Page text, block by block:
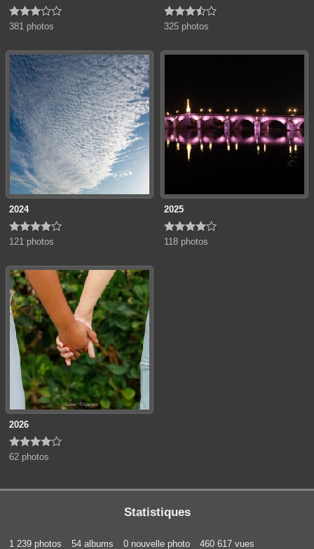

381 photos

325 photos
2024

121 photos
2025

118 photos
2026

62 photos
Statistiques
1 239 photos 54 albums 0 nouvelle photo 460 617 vues